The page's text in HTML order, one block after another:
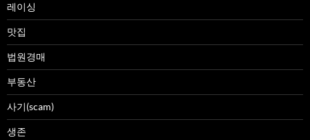
레이싱
맛집
법원경매
부동산
사기(scam)
생존